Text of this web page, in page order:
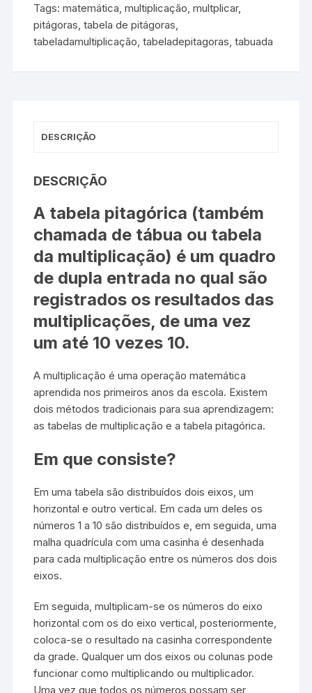
Tags:matemática ,multiplicação ,multplicar,
pitágoras ,tabela de pitágoras
tabeladamultiplicação ,tabeladepitagoras ,tabuada
DESCRIÇÃO
DESCRIÇÃO
A tabela pitagórica (também
chamada de tábua ou tabela
da multiplicação) é um quadro
de dupla entrada no qual são
registrados os resultados das
multiplicações, de uma vez
um até 10 vezes 10.
A multiplicação é uma operação matemática
aprendida nos primeiros anos da escola. Existem
dois métodos tradicionais para sua aprendizagem:
as tabelas de multiplicação e a tabela pitagórica.
Em que consiste?
Em uma tabela são distribuídos dois eixos, um
horizontal e outro vertical. Em cada um deles os
números 1 a 10 são distribuídos e, em seguida, uma
malha quadrícula com uma casinha é desenhada
para cada multiplicação entre os números dos dois
eixos.
Em seguida, multiplicam-se os números do eixo
horizontal com os do eixo vertical, posteriormente,
coloca-se o resultado na casinha correspondente
da grade. Qualquer um dos eixos ou colunas pode
funcionar como multiplicando ou multiplicador.
Uma vez que todos os números possam ser